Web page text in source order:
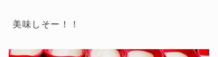
美味しそー！！